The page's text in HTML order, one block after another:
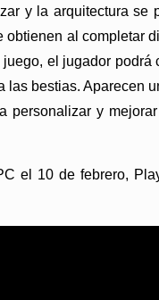
y la arquitectura se
al completar
el jugador
bestias. Aparecen
y
el 10 de febrero,